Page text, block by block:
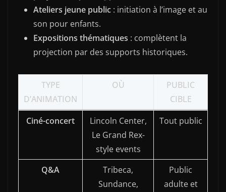
Ateliers jeune public : initiation à l’image et au
son pour enfants.
Expositions thématiques : complètent la
projection par des supports historiques.
TYPE
D’ANIMATION
OÙ
PUBLIC
CIBLE
Ciné-concert
Lincoln Center,
Le Grand Rex-
style events
Tout public
Q&A
Tribeca,
Sundance,
Public
adulte et